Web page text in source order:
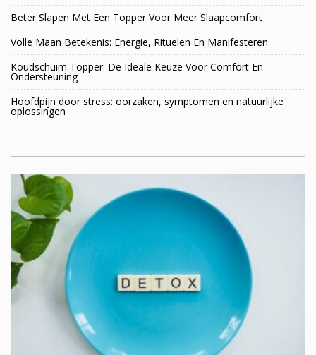
Beter Slapen Met Een Topper Voor Meer Slaapcomfort
Volle Maan Betekenis: Energie, Rituelen En Manifesteren
Koudschuim Topper: De Ideale Keuze Voor Comfort En
Ondersteuning
Hoofdpijn door stress: oorzaken, symptomen en natuurlijke
oplossingen